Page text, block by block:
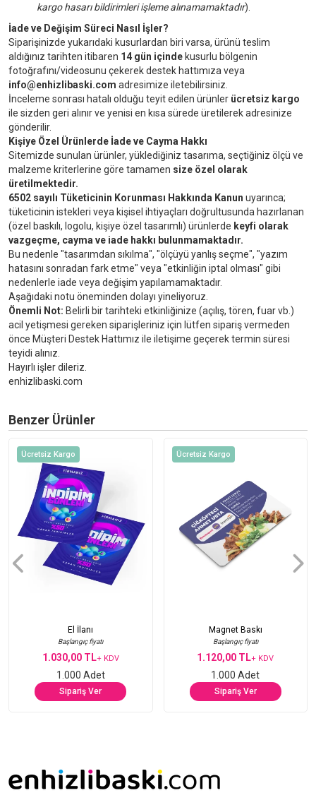
kargo hasarı bildirimleri işleme alınamamaktadır).
İade ve Değişim Süreci Nasıl İşler?
Siparişinizde yukarıdaki kusurlardan biri varsa, ürünü teslim
aldığınız tarihten itibaren 14 gün içindekusurlu bölgenin
fotoğrafını/videosunu çekerek destek hattımıza veya
info@enhizlibaski.com adresimize iletebilirsiniz.
İnceleme sonrası hatalı olduğu teyit edilen ürünler ücretsiz kargo
ile sizden geri alınır ve yenisi en kısa sürede üretilerek adresinize
gönderilir.
Kişiye Özel Ürünlerde İade ve Cayma Hakkı
Sitemizde sunulan ürünler, yüklediğiniz tasarıma, seçtiğiniz ölçü ve
malzeme kriterlerine göre tamamen size özel olarak
üretilmektedir.
6502 sayılı Tüketicinin Korunması Hakkında Kanun uyarınca;
tüketicinin istekleri veya kişisel ihtiyaçları doğrultusunda hazırlanan
(özel baskılı, logolu, kişiye özel tasarımlı) ürünlerde keyfi olarak
vazgeçme, cayma ve iade hakkı bulunmamaktadır.
Bu nedenle "tasarımdan sıkılma", "ölçüyü yanlış seçme", "yazım
hatasını sonradan fark etme" veya "etkinliğin iptal olması" gibi
nedenlerle iade veya değişim yapılamamaktadır.
Aşağıdaki notu öneminden dolayı yineliyoruz.
Önemli Not: Belirli bir tarihteki etkinliğinize (açılış, tören, fuar vb.)
acil yetişmesi gereken siparişleriniz için lütfen sipariş vermeden
önce Müşteri Destek Hattımız ile iletişime geçerek termin süresi
teyidi alınız.
Hayırlı işler dileriz.
enhizlibaski.com
Benzer Ürünler
Ücretsiz Kargo
El İlanı
Başlangıç fiyatı
1.030,00 TL+ KDV
1.000 Adet
Sipariş Ver
Ücretsiz Kargo
Magnet Baskı
Başlangıç fiyatı
1.120,00 TL+ KDV
1.000 Adet
Sipariş Ver